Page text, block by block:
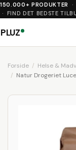
150.000+ PRODUKTER
· FIND DET BEDSTE
PLUZ
Forside
Helse &
Natur Drogeriet